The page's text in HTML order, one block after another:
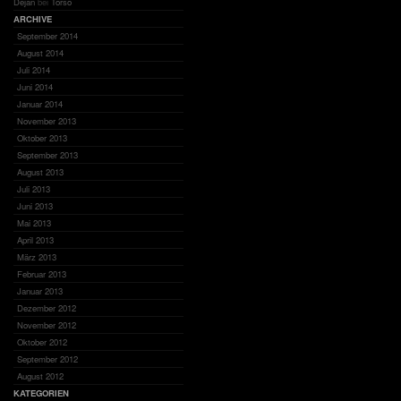
ARCHIVE
September 2014
August 2014
Juli 2014
Juni 2014
Januar 2014
November 2013
Oktober 2013
September 2013
August 2013
Juli 2013
Juni 2013
Mai 2013
April 2013
März 2013
Februar 2013
Januar 2013
Dezember 2012
November 2012
Oktober 2012
September 2012
August 2012
KATEGORIEN